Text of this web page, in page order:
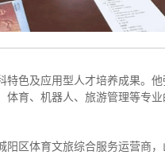
色及应用型人才培养成果。
育、机器人、旅游管理等专
区体育文旅综合服务运营商